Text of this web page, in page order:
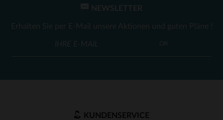
NEWSLETTER
Erhalten Sie per E-Mail unsere Aktionen und guten Pläne !
OK
KUNDENSERVICE